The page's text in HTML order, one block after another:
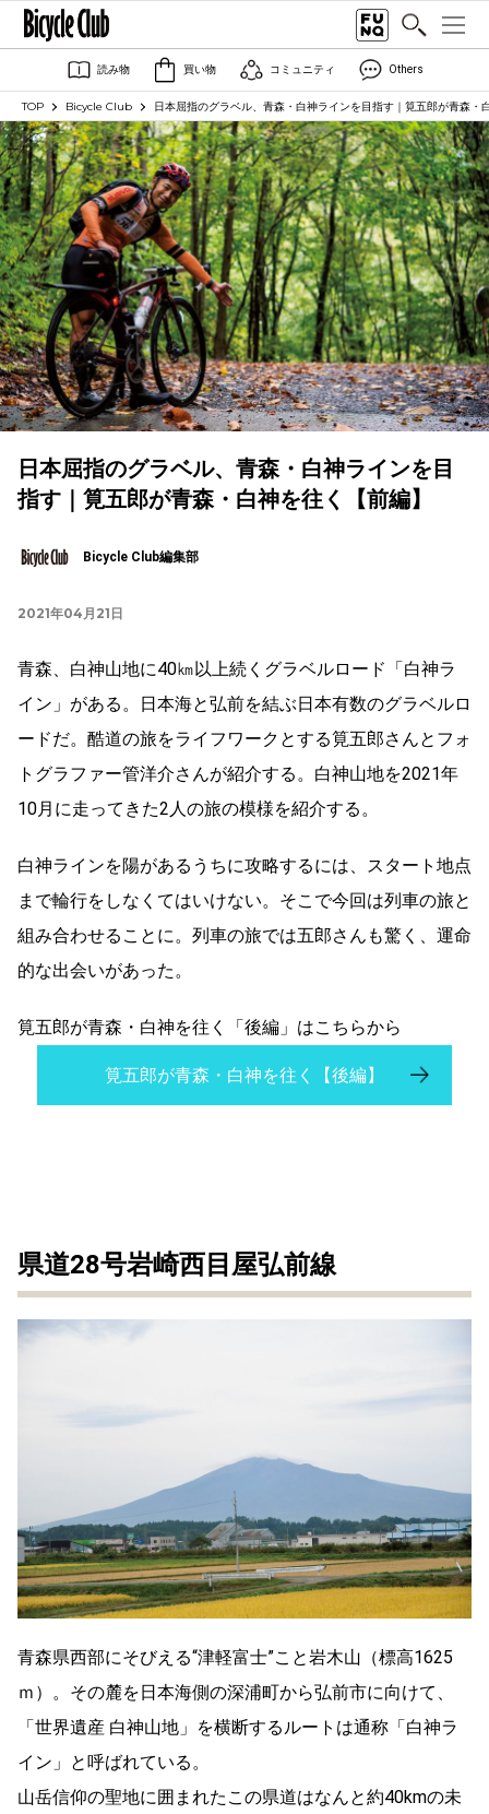
読み物 買い物 コミュニティ Others
TOP Bicycle Club 日本屈指のグラベル、青森・白神ラインを目指す｜筧五郎が青森・
日本屈指のグラベル、青森・白神ラインを目
指す｜筧五郎が青森・白神を往く【前編】
Bicycle Club編集部
2021年04月21日
青森、白神山地に40㎞以上続くグラベルロード「白神ラ
イン」がある。日本海と弘前を結ぶ日本有数のグラベルロ
ードだ。酷道の旅をライフワークとする筧五郎さんとフォ
トグラファー管洋介さんが紹介する。白神山地を2021年
10月に走ってきた2人の旅の模様を紹介する。
白神ラインを陽があるうちに攻略するには、スタート地点
まで輪行をしなくてはいけない。そこで今回は列車の旅と
組み合わせることに。列車の旅では五郎さんも驚く、運命
的な出会いがあった。
筧五郎が青森・白神を往く「後編」はこちらから
筧五郎が青森・白神を往く【後編】
県道28号岩崎西目屋弘前線
青森県西部にそびえる“津軽富士”こと岩木山（標高1625
ｍ）。その麓を日本海側の深浦町から弘前市に向けて、
「世界遺産 白神山地」を横断するルートは通称「白神ラ
イン」と呼ばれている。
山岳信仰の聖地に囲まれたこの県道はなんと約40kmの未